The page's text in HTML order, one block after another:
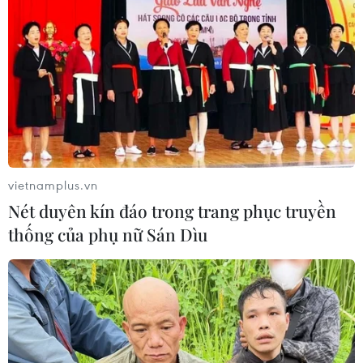
Căng thẳng Trung Đông khiến
chứng khoán châu Á đồng loạt giảm
điểm
24/07/2026 09:41
Xem thêm
CƠ QUAN CHỦ QUẢN: THÔNG TẤN XÃ VIỆT NAM
Tổng Biên tập: TRẦN TIẾN DUẨN
Phó Tổng Biên tập: NGUYỄN THỊ TÁM, KHÚC THANH
THỦY
vietnamplus.vn
Nét duyên kín đáo trong trang phục truyền
thống của phụ nữ Sán Dìu